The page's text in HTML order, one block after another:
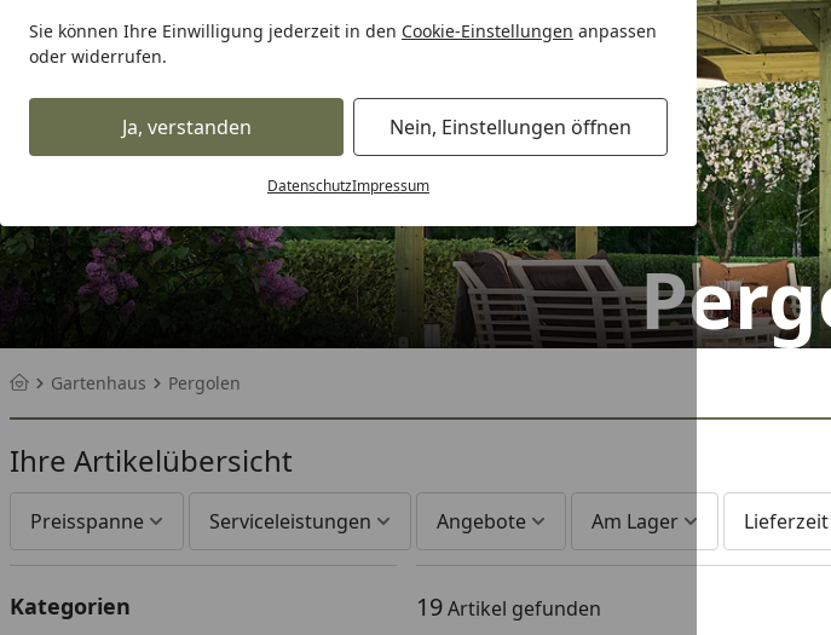
Sie können Ihre Einwilligung jederzeit in den Cookie-Einstellungen anpassen
oder widerrufen.
Ja, verstanden Nein, Einstellungen öffnen
DatenschutzImpressum
Gartenhaus Pergolen
Ihre Artikelübersicht
Preisspanne Serviceleistungen Angebote Am Lager Lieferzeit
Kategorien 19Artikel gefunden